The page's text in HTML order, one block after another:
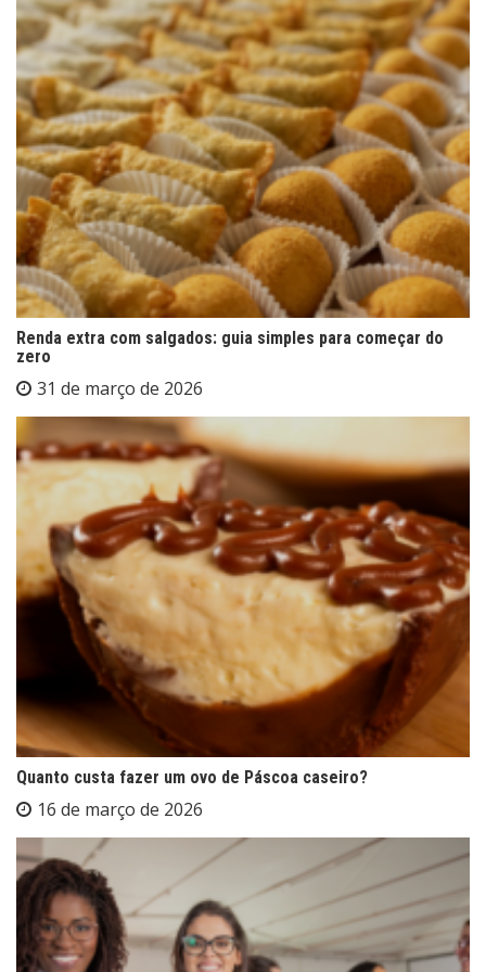
Renda extra com salgados: guia simples para começar do
zero
31 de março de 2026
Quanto custa fazer um ovo de Páscoa caseiro?
16 de março de 2026